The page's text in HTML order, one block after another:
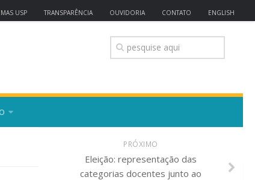
USP TRANSPARÊNCIA OUVIDORIA CONTATO ENGLISH
PRÓXIMO
Eleição: representação das
categorias docentes junto ao